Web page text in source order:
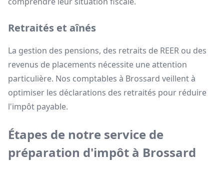
Retraités et aînés
La gestion des pensions, des retraits de REER ou des
revenus de placements nécessite une attention
particulière. Nos comptables à Brossard veillent à
optimiser les déclarations des retraités pour réduire
l'impôt payable.
Étapes de notre service de
préparation d'impôt à Brossard